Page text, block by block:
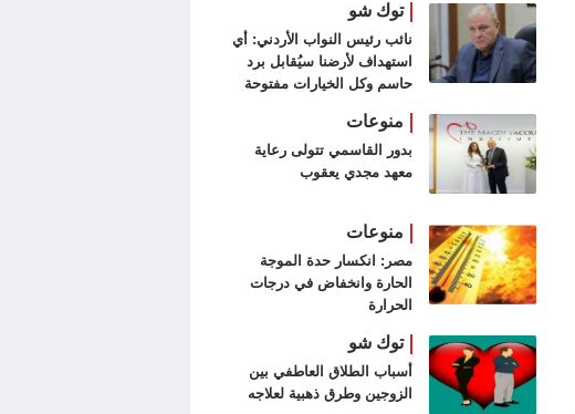
توك شو
نائب رئيس النواب الأردني: أي
استهداف لأرضنا سيُقابل برد
حاسم وكل الخيارات مفتوحة
منوعات
بدور القاسمي تتولى رعاية
معهد مجدي يعقوب
منوعات
مصر: انكسار حدة الموجة
الحارة وانخفاض في درجات
الحرارة
توك شو
أسباب الطلاق العاطفي بين
الزوجين وطرق ذهبية لعلاجه